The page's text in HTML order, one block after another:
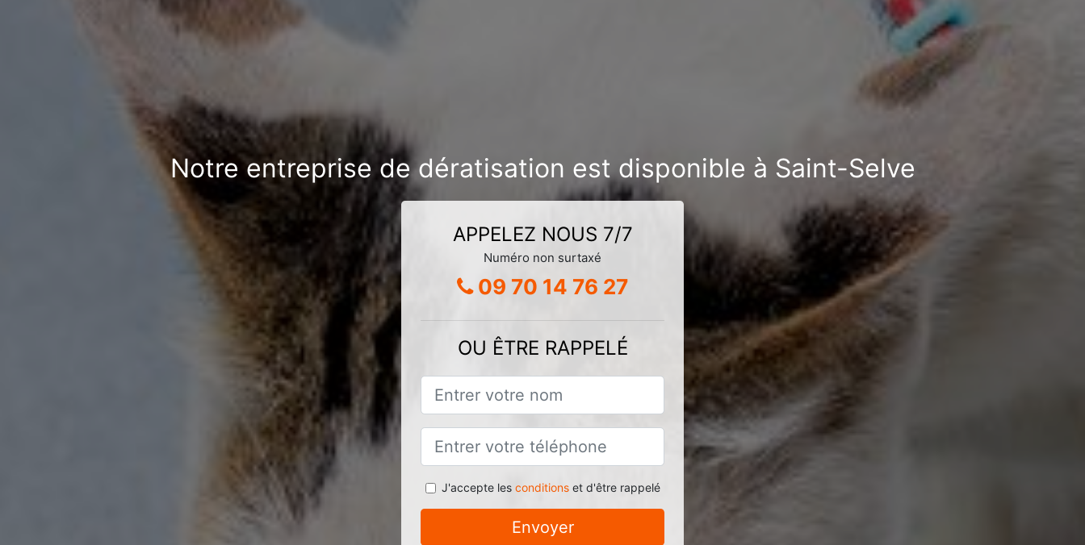
Notre entreprise de dératisation est disponible à Saint-Selve
APPELEZ NOUS 7/7
Numéro non surtaxé
09 70 14 76 27
OU ÊTRE RAPPELÉ
J'accepte les conditionset d'être rappelé
Envoyer